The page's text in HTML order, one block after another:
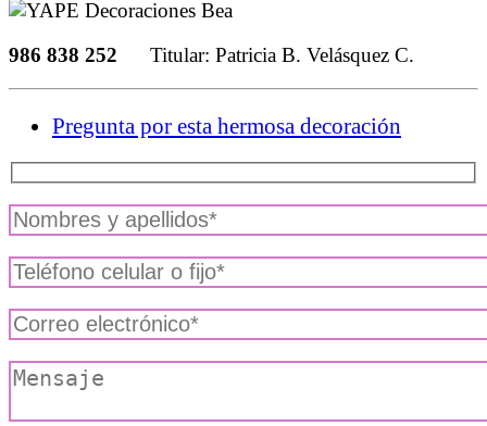
986 838 252 Titular: Patricia B. Velásquez C.
Pregunta por esta hermosa decoración